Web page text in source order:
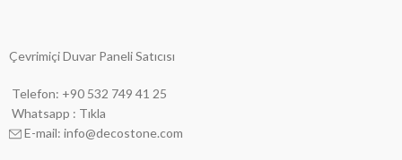
Çevrimiçi Duvar Paneli Satıcısı
Telefon: +90 532 749 41 25
Whatsapp : Tıkla
E-mail: info@decostone.com